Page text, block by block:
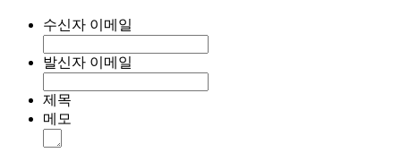
수신자 이메일
발신자 이메일
제목
메모